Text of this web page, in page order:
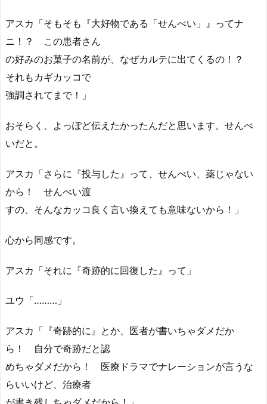
アスカ「そもそも『大好物である「せんべい」』ってナ
ニ！？ この患者さん
の好みのお菓子の名前が、なぜカルテに出てくるの！？
それもカギカッコで
強調されてまで！」
おそらく、よっぽど伝えたかったんだと思います。せんべ
いだと。
アスカ「さらに『投与した』って、せんべい、薬じゃない
から！ せんべい渡
すの、そんなカッコ良く言い換えても意味ないから！」
心から同感です。
アスカ「それに『奇跡的に回復した』って」
ユウ「………」
アスカ「『奇跡的に』とか、医者が書いちゃダメだか
ら！ 自分で奇跡だと認
めちゃダメだから！ 医療ドラマでナレーションが言うな
らいいけど、治療者